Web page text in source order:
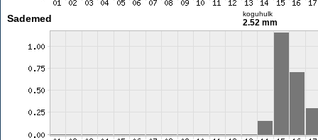
Sademed koguhulk
2.52 mm